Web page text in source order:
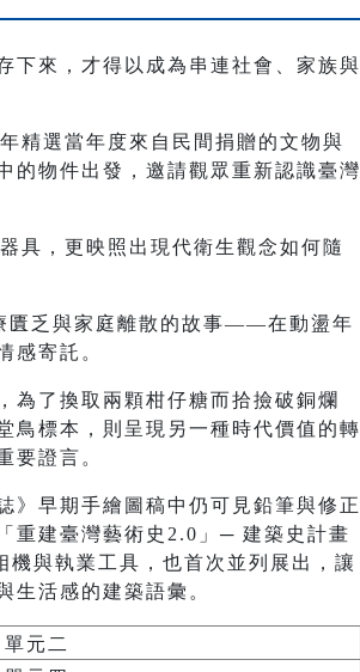
下來，才得以成為串連社會、家族與
精選當年度來自民間捐贈的文物與
的物件出發，邀請觀眾重新認識臺灣
具，更映照出現代衛生觀念如何隨
匱乏與家庭離散的故事——在動盪年
感寄託。
為了換取兩顆柑仔糖而拾撿破銅爛
鳥標本，則呈現另一種時代價值的轉
要證言。
》早期手繪圖稿中仍可見鉛筆與修正
重建臺灣藝術史2.0」─ 建築史計畫
與執業工具，也首次並列展出，讓
生活感的建築語彙。